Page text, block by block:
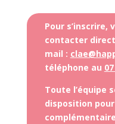
Pour s’inscrire,
contacter
mail :
téléphone au
Toute l’équipe
disposition